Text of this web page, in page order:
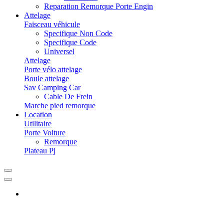
Reparation Remorque Porte Engin
Attelage
Faisceau véhicule
Specifique Non Code
Specifique Code
Universel
Attelage
Porte vélo attelage
Boule attelage
Sav Camping Car
Cable De Frein
Marche pied remorque
Location
Utilitaire
Porte Voiture
Remorque
Plateau Pj